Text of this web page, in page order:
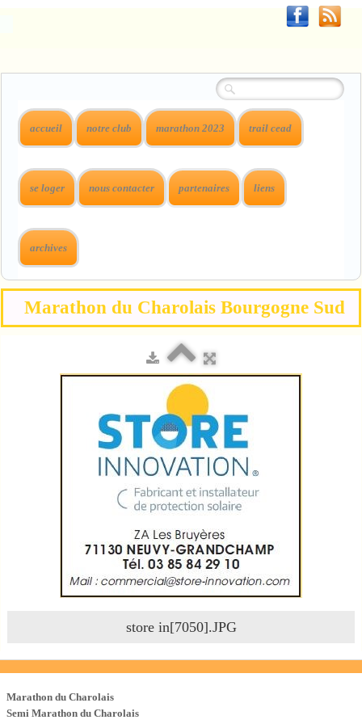
accueil notre club marathon 2023 trail cead
se loger nous contacter partenaires liens
archives
Marathon du Charolais Bourgogne Sud
store in[7050].JPG
Marathon du Charolais
Semi Marathon du Charolais